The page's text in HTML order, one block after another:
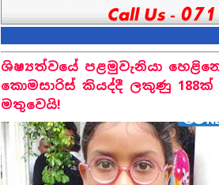
ශිෂ්‍යත්වයේ පළමුවැනියා
කොමසාරිස් කියද්දී ලකුණු
මතුවෙයි!